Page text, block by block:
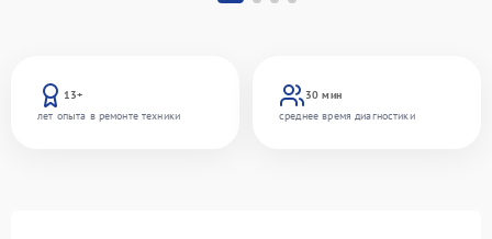
13+
лет опыта в ремонте техники
30 мин
среднее время диагностики